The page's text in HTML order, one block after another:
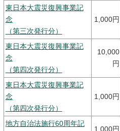
東日本大震災復興事業記
念
（第三次発行分）
1,000円
東日本大震災復興事業記
念
（第四次発行分）
10,000
円
東日本大震災復興事業記
念
（第四次発行分）
1,000円
地方自治法施行60周年記
1,000円